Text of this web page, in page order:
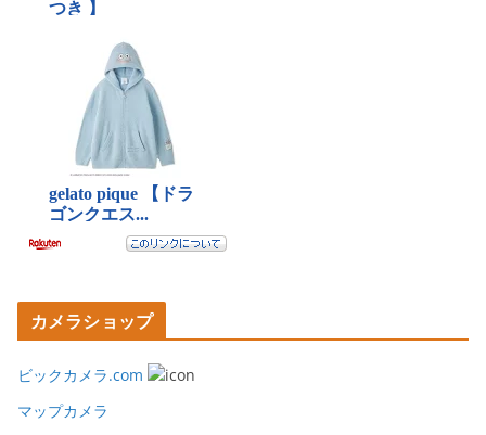
カメラショップ
ビックカメラ.com
マップカメラ